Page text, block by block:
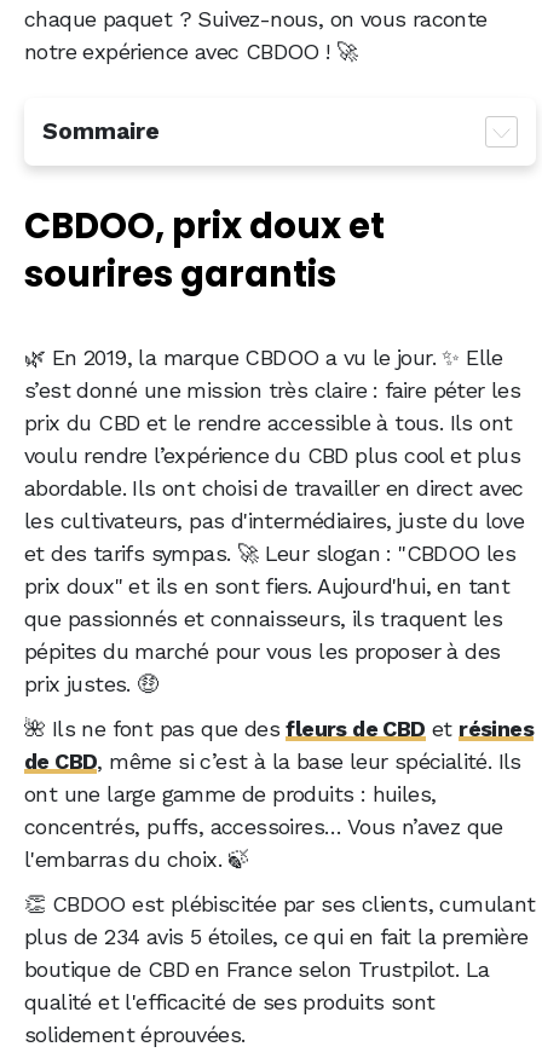
chaque paquet ? Suivez-nous, on vous raconte
notre expérience avec CBDOO ! 🚀
Sommaire
CBDOO, un éventail infini de produits de CBD
Notre expérience et notre verdict avec les
produits CBDOO
CBDOO, une marque qui surpasse les attentes
CBDOO, prix doux et
sourires garantis
🌿 En 2019, la marque CBDOO a vu le jour. ✨ Elle
s’est donné une mission très claire : faire péter les
prix du CBD et le rendre accessible à tous. Ils ont
voulu rendre l’expérience du CBD plus cool et plus
abordable. Ils ont choisi de travailler en direct avec
les cultivateurs, pas d'intermédiaires, juste du love
et des tarifs sympas. 🚀 Leur slogan : "CBDOO les
prix doux" et ils en sont fiers. Aujourd'hui, en tant
que passionnés et connaisseurs, ils traquent les
pépites du marché pour vous les proposer à des
prix justes. 🤑
🌺 Ils ne font pas que desfleurs de CBD et résines
de CBD, même si c’est à la base leur spécialité. Ils
ont une large gamme de produits : huiles,
concentrés, puffs, accessoires… Vous n’avez que
l'embarras du choix. 🍃
👏 CBDOO est plébiscitée par ses clients, cumulant
plus de 234 avis 5 étoiles, ce qui en fait la première
boutique de CBD en France selon Trustpilot. La
qualité et l'efficacité de ses produits sont
solidement éprouvées.